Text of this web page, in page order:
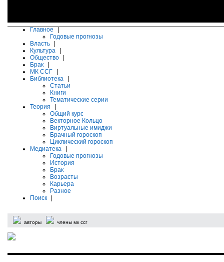
Главное
Годовые прогнозы
Власть
Культура
Общество
Брак
МК ССГ
Библиотека
Статьи
Книги
Тематические серии
Теория
Общий курс
Векторное Кольцо
Виртуальные имиджи
Брачный гороскоп
Циклический гороскоп
Медиатека
Годовые прогнозы
История
Брак
Возрасты
Карьера
Разное
Поиск
авторы члены мк ссг